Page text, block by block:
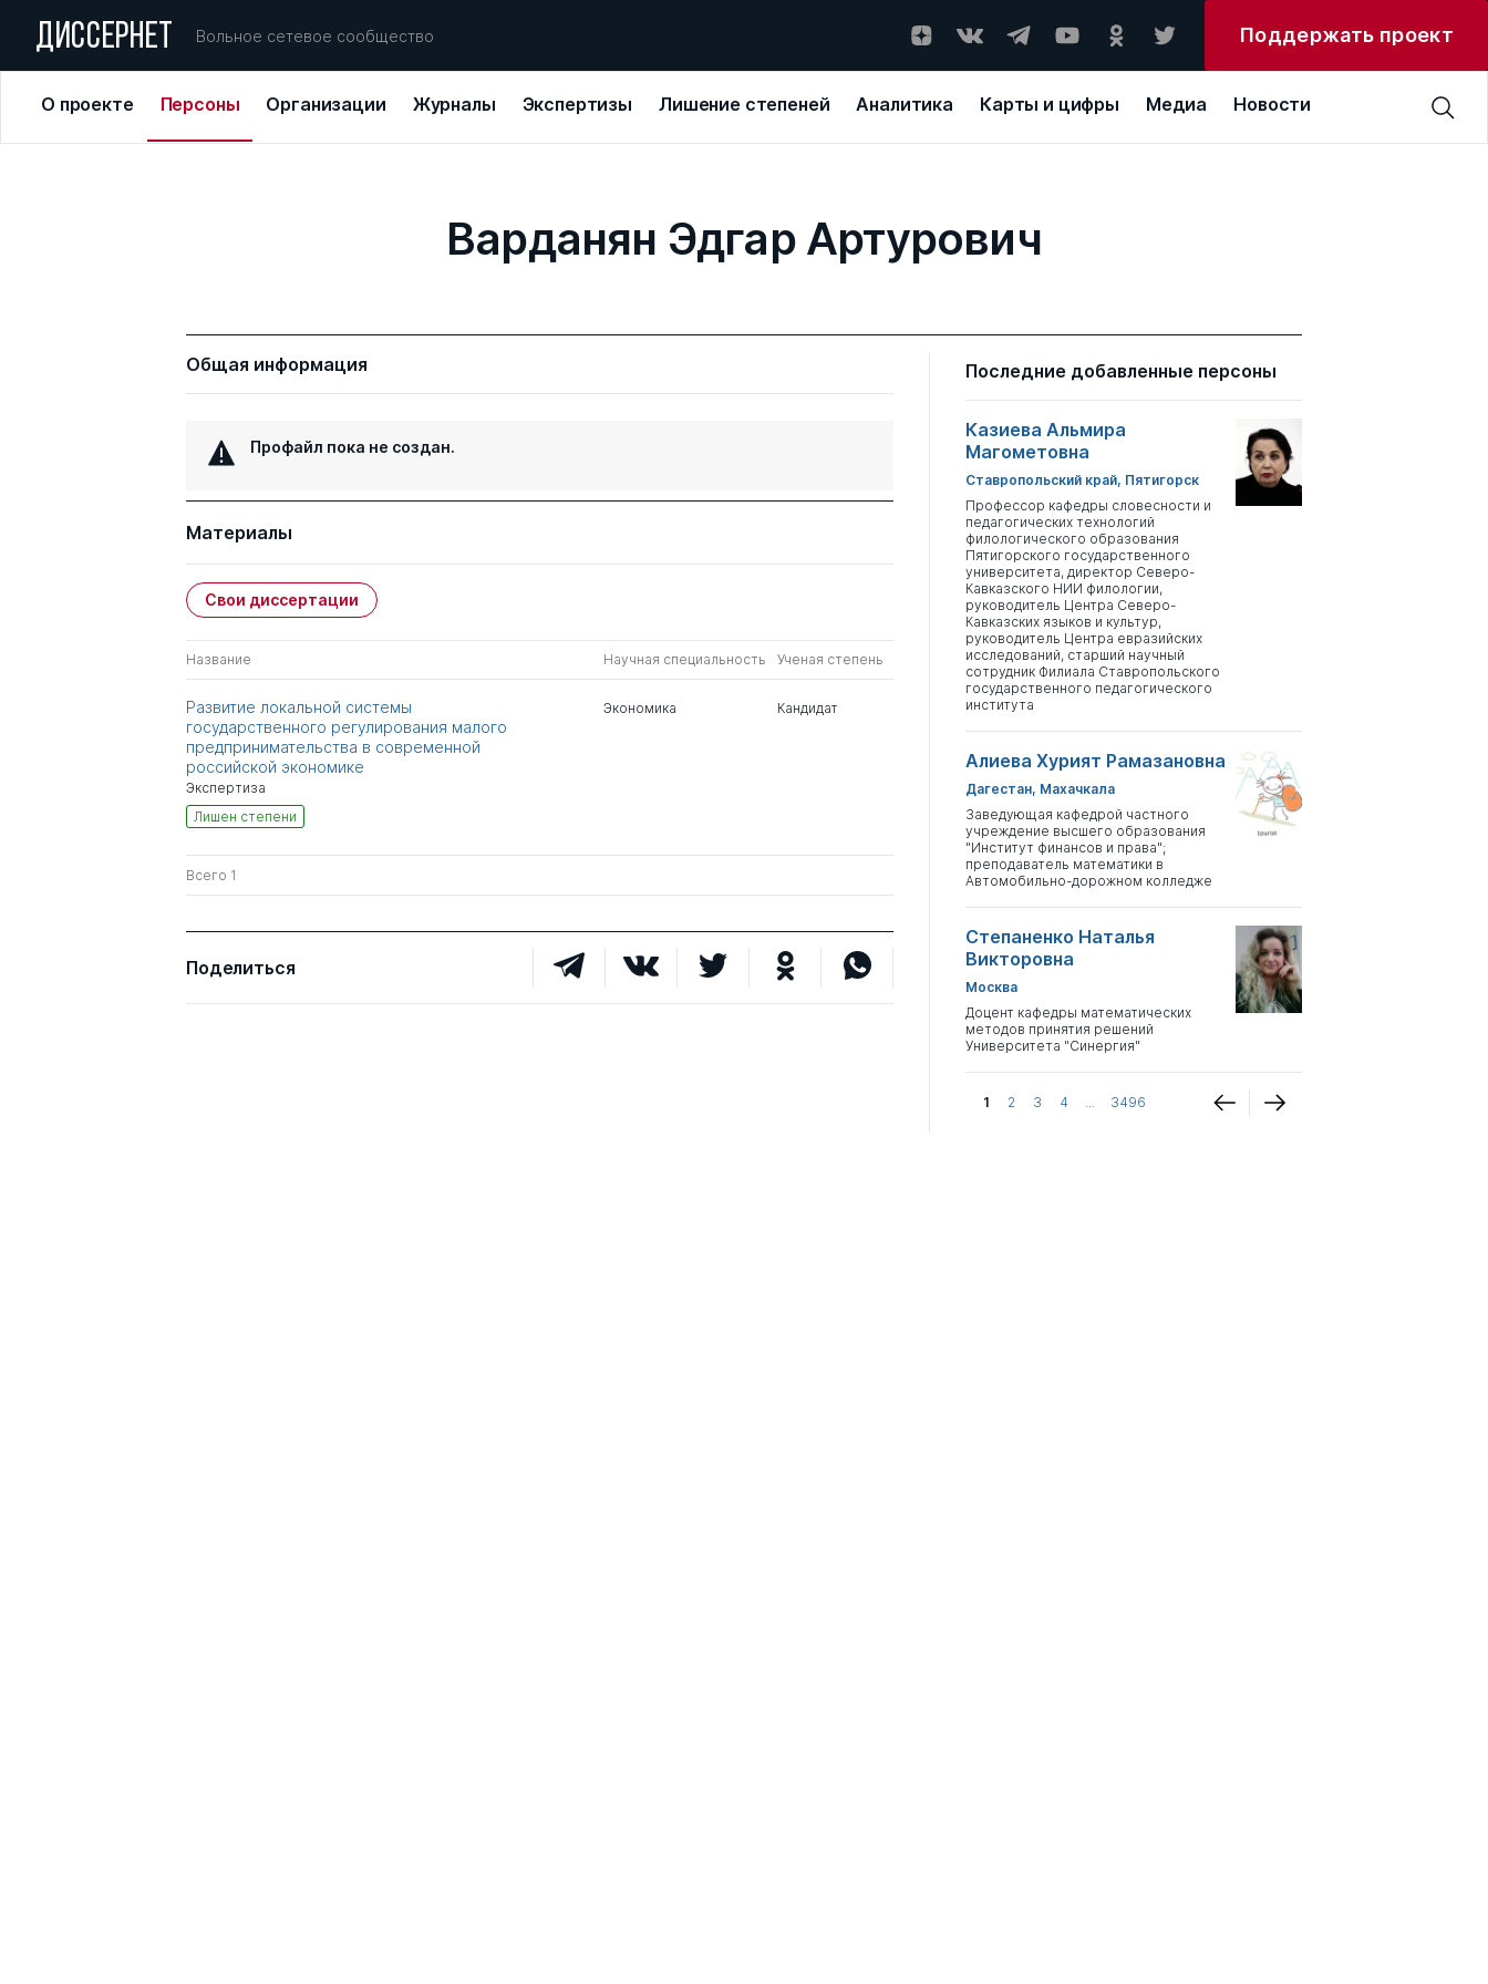
ДИССЕРНЕТ Вольное сетевое сообщество Поддержать проект
О проекте Персоны Организации Журналы Экспертизы Лишение степеней Аналитика Карты и цифры Медиа Новости
Варданян Эдгар Артурович
Общая информация
Профайл пока не создан.
Материалы
Свои диссертации
Название Научная специальность Ученая степень
Развитие локальной системы
государственного регулирования малого
предпринимательства в современной
российской экономике
Экспертиза
Лишен степени
Экономика Кандидат
Всего 1
Поделиться
Последние добавленные персоны
Казиева Альмира
Магометовна
Ставропольский край, Пятигорск
Профессор кафедры словесности и
педагогических технологий
филологического образования
Пятигорского государственного
университета, директор Северо-
Кавказского НИИ филологии,
руководитель Центра Северо-
Кавказских языков и культур,
руководитель Центра евразийских
исследований, старший научный
сотрудник Филиала Ставропольского
государственного педагогического
института
Алиева Хурият Рамазановна
Дагестан, Махачкала
Заведующая кафедрой частного
учреждение высшего образования
"Институт финансов и права";
преподаватель математики в
Автомобильно-дорожном колледже
Степаненко Наталья
Викторовна
Москва
Доцент кафедры математических
методов принятия решений
Университета "Синергия"
1 2 3 4 ... 3496